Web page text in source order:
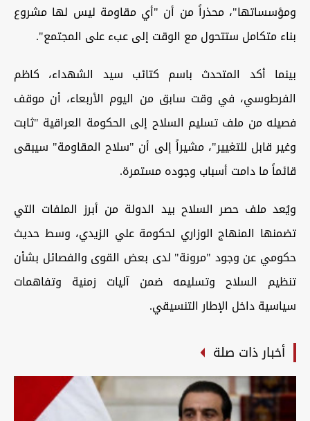
ومؤسساتها"، محذراً من أن "أي مقاومة ليس لها مشروع
بناء متكامل ستتحول مع الوقت إلى عبء على المجتمع".
بينما أكد المتحدث باسم كتائب سيد الشهداء، كاظم
الفرطوسي، في وقت سابق من اليوم الأربعاء، أن موقف
فصيله من ملف تسليم السلاح إلى الحكومة العراقية "ثابت
وغير قابل للتغيير"، مشيراً إلى أن "سلاح المقاومة" سيبقى
قائماً ما دامت أسباب وجوده مستمرة.
ويُعد ملف حصر السلاح بيد الدولة من أبرز الملفات التي
تضمنها المنهاج الوزاري لحكومة علي الزيدي، وسط حديث
حكومي عن وجود "مرونة" لدى بعض القوى والفصائل بشأن
تنظيم السلاح وتسليمه ضمن آليات زمنية وتفاهمات
سياسية داخل الإطار التنسيقي.
أخبار ذات صلة